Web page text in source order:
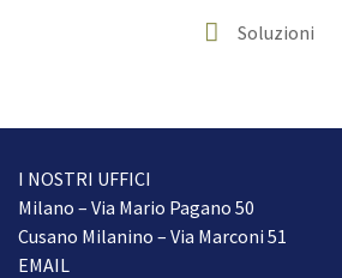
Soluzioni
I NOSTRI UFFICI
Milano – Via Mario Pagano 50
Cusano Milanino – Via Marconi 51
EMAIL